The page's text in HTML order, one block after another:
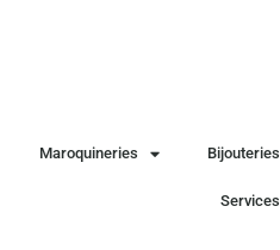
Maroquineries Bijouteries
Services